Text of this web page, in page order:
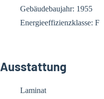
Gebäudebaujahr: 1955
Energieeffizienzklasse: F
Ausstattung
Laminat